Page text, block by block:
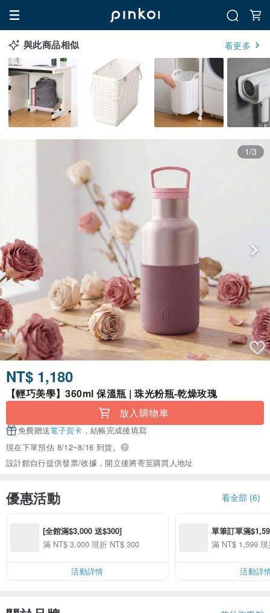
與此商品相似 看更多
1/3
NT$ 1,180
【輕巧美學】360ml 保溫瓶 | 珠光粉瓶-乾燥玫瑰
放入購物車
免費贈送電子賀卡 ，結帳完成後填寫
現在下單預估 8/12~8/16 到貨。
設計館自行提供發票/收據，開立後將寄至購買人地址
優惠活動 看全部 (6)
[全館滿$3,000 送$300]
滿 NT$ 3,000 現折 NT$ 300
活動詳情
單筆訂單滿
袋。
滿 NT$ 1,599
活動詳